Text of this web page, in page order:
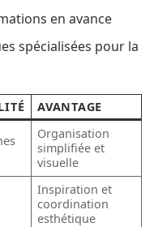
en avance
spécialisées pour la
AVANTAGE
Organisation
simplifiée et
visuelle
Inspiration et
coordination
esthétique